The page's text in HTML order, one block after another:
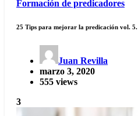
Formación de predicadores
25 Tips para mejorar la predicación vol. 5.
Juan Revilla
marzo 3, 2020
555 views
3